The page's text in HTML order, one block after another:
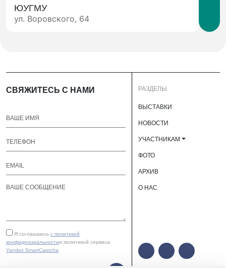
ЮУГМУ
ул. Воровского, 64
СВЯЖИТЕСЬ С НАМИ
Я соглашаюсь с политикой
конфиденциальностии политикой сервиса
Yandex SmartCaptcha
РАЗДЕЛЫ
ВЫСТАВКИ
НОВОСТИ
УЧАСТНИКАМ
ФОТО
АРХИВ
О НАС